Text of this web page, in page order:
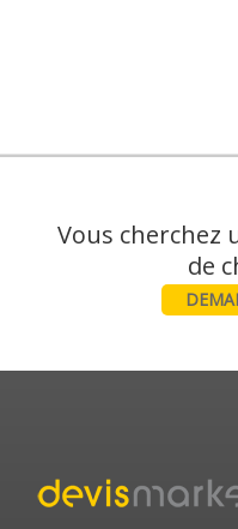
Vous cherchez